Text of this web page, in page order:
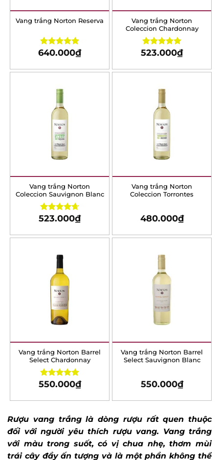
đối với người yêu thích rượu vang. Vang trắng
với màu trong suốt, có vị chua nhẹ, thơm mùi
trái cây đầy ấn tượng và là một phần không
thể thiếu trong những bữa tiệc sang trọng.Tuy
Vang trắng Norton
Reserva
Rated5.00
out of 5
640.000₫
Vang trắng Norton
Coleccion Chardonnay
Rated 5.00
out of 5
523.000₫
Vang trắng Norton
Coleccion Sauvignon
Blanc
Rated4.67
out of 5
523.000₫
Vang trắng Norton
Coleccion Torrontes
Select Chardonnay
Rated5.00
out of 5
550.000₫
Select Sauvignon Blanc